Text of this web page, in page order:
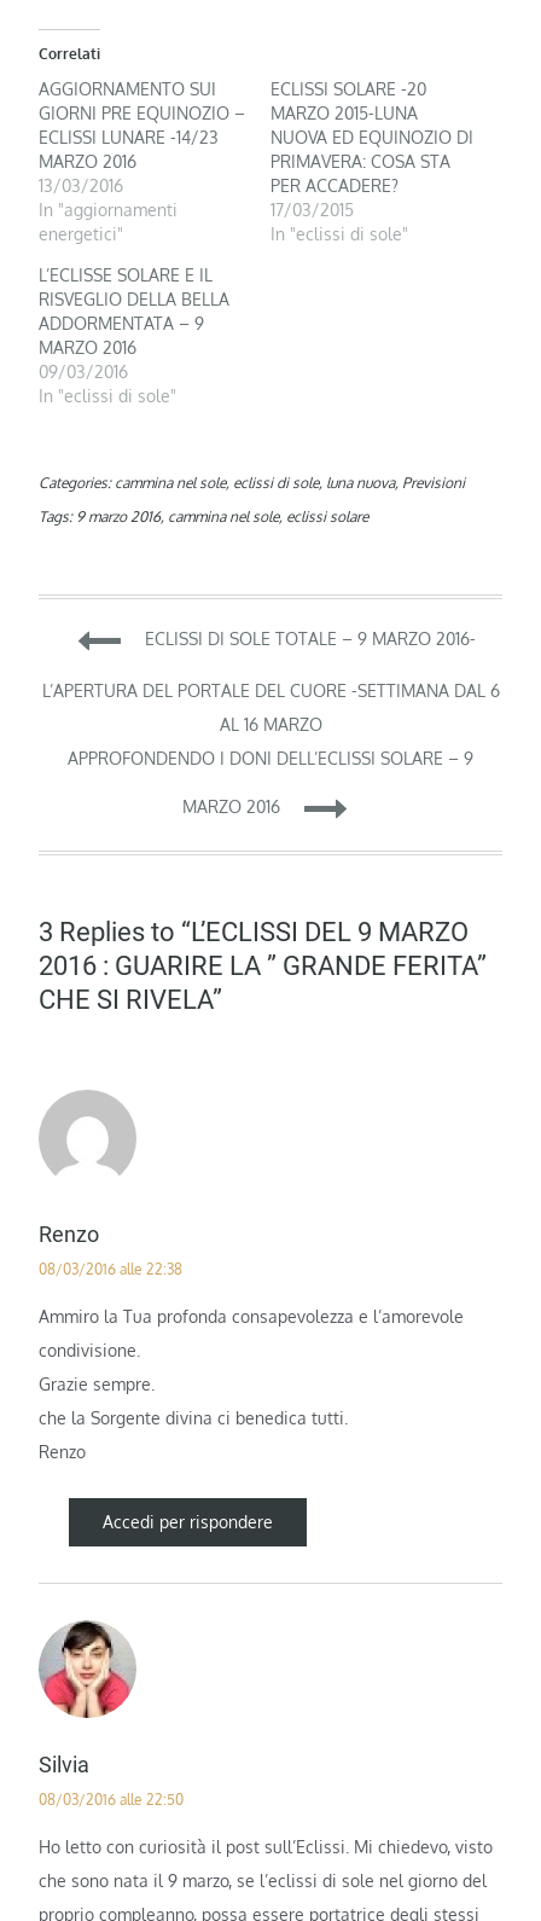
Correlati
AGGIORNAMENTO SUI
GIORNI PRE EQUINOZIO –
ECLISSI LUNARE -14/23
MARZO 2016
13/03/2016
In "aggiornamenti
energetici"
ECLISSI SOLARE -20
MARZO 2015-LUNA
NUOVA ED EQUINOZIO DI
PRIMAVERA: COSA STA
PER ACCADERE?
17/03/2015
In "eclissi di sole"
L’ECLISSE SOLARE E IL
RISVEGLIO DELLA BELLA
ADDORMENTATA – 9
MARZO 2016
09/03/2016
In "eclissi di sole"
Categories: cammina nel sole, eclissi di sole, luna nuova, Previsioni
Tags: 9 marzo 2016, cammina nel sole, eclissi solare
Navigazione
articoli
ECLISSI DI SOLE TOTALE – 9 MARZO 2016-
L’APERTURA DEL PORTALE DEL CUORE -SETTIMANA DAL 6
AL 16 MARZO
APPROFONDENDO I DONI DELL’ECLISSI SOLARE – 9
MARZO 2016
3 Replies to “L’ECLISSI DEL 9 MARZO
2016 : GUARIRE LA ” GRANDE FERITA”
CHE SI RIVELA”
Renzo
08/03/2016 alle 22:38
Ammiro la Tua profonda consapevolezza e l’amorevole
condivisione.
Grazie sempre.
che la Sorgente divina ci benedica tutti.
Renzo
Accedi per rispondere
Silvia
08/03/2016 alle 22:50
Ho letto con curiosità il post sull’Eclissi. Mi chiedevo, visto
che sono nata il 9 marzo, se l’eclissi di sole nel giorno del
proprio compleanno, possa essere portatrice degli stessi